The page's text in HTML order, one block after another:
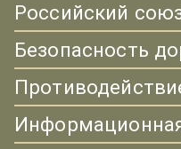
Российский
Безопасность